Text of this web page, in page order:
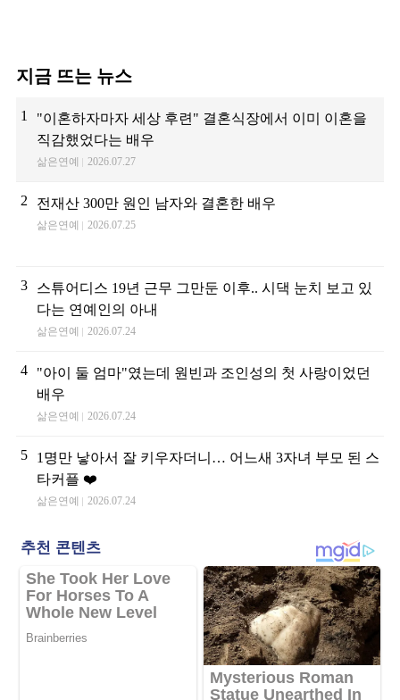
지금 뜨는 뉴스
1
"이혼하자마자 세상 후련" 결혼식장에서 이미 이혼을
직감했었다는 배우
삶은연예 2026.07.27
2 전재산 300만 원인 남자와 결혼한 배우
삶은연예 2026.07.25
3
스튜어디스 19년 근무 그만둔 이후.. 시댁 눈치 보고 있
다는 연예인의 아내
삶은연예 2026.07.24
4
"아이 둘 엄마"였는데 원빈과 조인성의 첫 사랑이었던
배우
삶은연예 2026.07.24
5
1명만 낳아서 잘 키우자더니… 어느새 3자녀 부모 된 스
타커플 ❤️
삶은연예 2026.07.24